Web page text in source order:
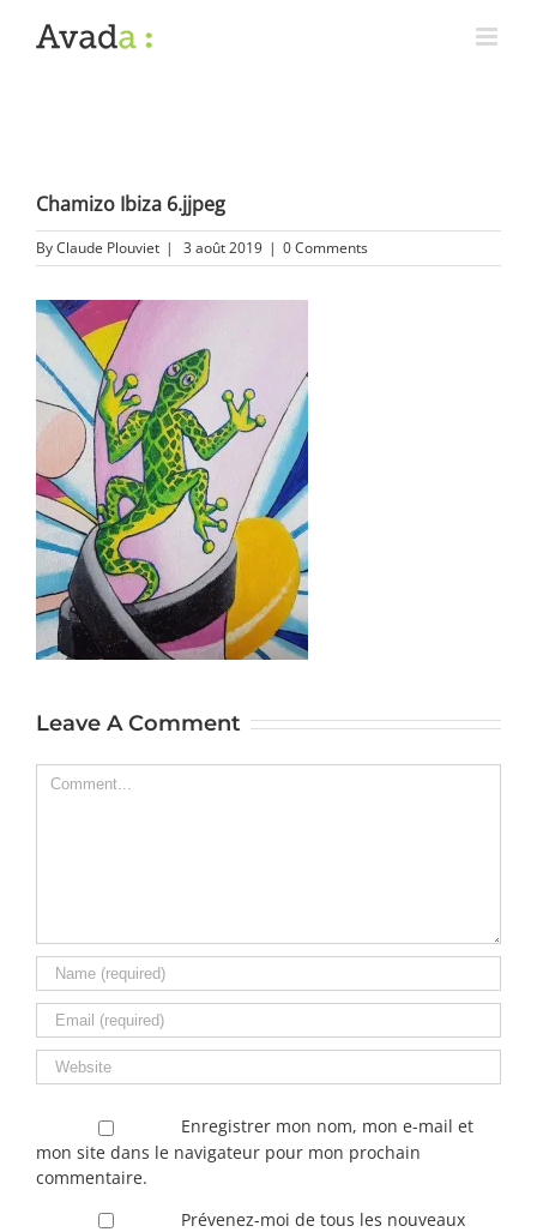
Chamizo Ibiza 6.jjpeg
ByClaude Plouviet | 3 août 2019 | 0 Comments
Leave A Comment
Comment
Enregistrer mon nom, mon e-mail et
mon site dans le navigateur pour mon prochain
commentaire.
Prévenez-moi de tous les nouveaux